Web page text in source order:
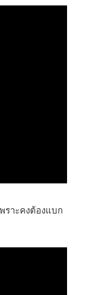
ราะคงต้องแบก